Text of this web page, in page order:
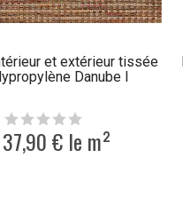
et extérieur tissée
Danube I
37,90 € le m²